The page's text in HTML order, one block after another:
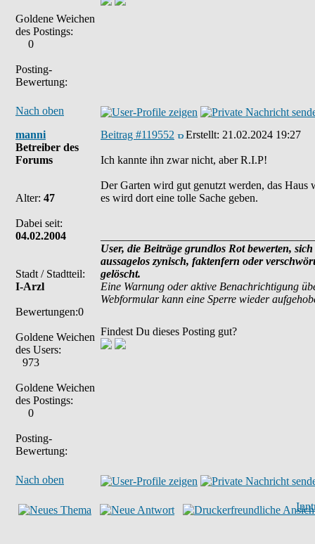
Goldene Weichen
des Postings:
0
Posting-
Bewertung:
Nach oben
manni
Betreiber des
Forums
Alter: 47
Dabei seit:
04.02.2004
Stadt / Stadtteil:
I-Arzl
Bewertungen:0
Goldene Weichen
des Users:
973
Goldene Weichen
des Postings:
0
Posting-
Bewertung:
Beitrag #119552 Erstellt: 21.02.2024 19:27
Ich kannte ihn zwar nicht, aber R.I.P!
Der Garten wird gut genutzt werden, das
es wird dort eine tolle Sache geben.
User, die Beiträge grundlos Rot bewerten,
aussagelos zynisch, faktenfern oder
gelöscht.
Eine Warnung oder aktive Benachrichtigung
Webformular kann eine Sperre wieder
Findest Du dieses Posting gut?
Nach oben